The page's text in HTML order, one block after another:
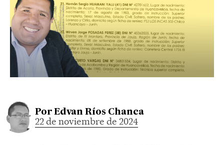
Por Edvan Ríos Chanca
22 de noviembre de 2024